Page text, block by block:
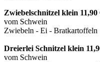
Zwiebelschnitzel klein
vom Schwein
Zwiebeln - Ei - Bratkartoffeln
Dreierlei Schnitzel klein
vom Schwein